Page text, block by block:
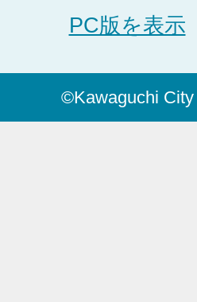
PC版を表示
©Kawaguchi City